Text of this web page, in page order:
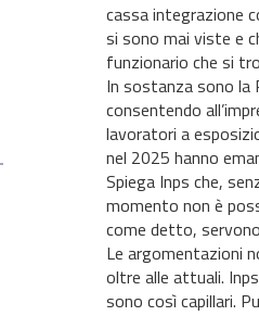
cassa integrazione
si sono mai viste e
funzionario che si
In sostanza sono la
consentendo
lavoratori a
nel 2025 hanno
Spiega Inps che,
momento non è
come detto,
Le argomentazioni
oltre alle attuali.
sono così capillari.